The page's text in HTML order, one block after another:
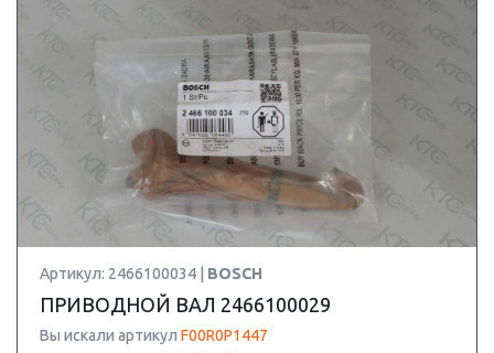
Артикул: 2466100034 | BOSCH
ПРИВОДНОЙ ВАЛ 2466100029
Вы искали артикул F00R0P1447